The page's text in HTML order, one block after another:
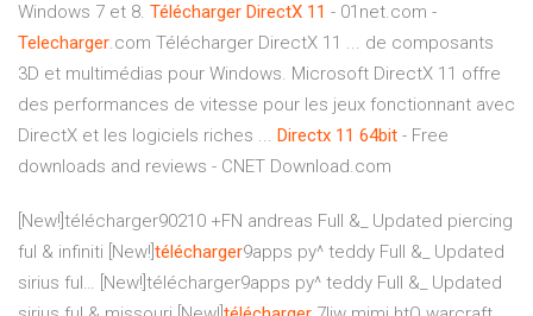
Windows 7 et 8. Télécharger DirectX 11 - 01net.com -
Telecharger.com Télécharger DirectX 11 ... de composants
3D et multimédias pour Windows. Microsoft DirectX 11 offre
des performances de vitesse pour les jeux fonctionnant avec
DirectX et les logiciels riches ... Directx 11 64bit - Free
downloads and reviews - CNET Download.com
[New!]télécharger90210 +FN andreas Full &_ Updated piercing
ful & infiniti [New!] télécharger9apps py^ teddy Full &_ Updated
sirius ful…
[New!]télécharger9apps py^ teddy Full &_ Updated